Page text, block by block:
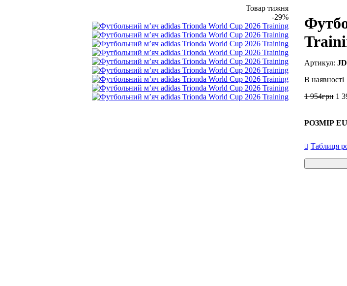
Товар тижня
-29%
В наявності
1 954грн 1
РОЗМІР
Таблиця